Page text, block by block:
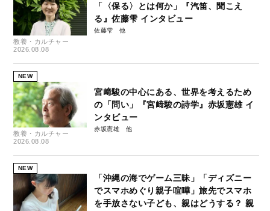
教養・カルチャー
2026.08.08
「〈保る〉とは何か」『汽笛、聞こえ
る』佐藤雫 インタビュー
佐藤雫
NEW
教養・カルチャー
2026.08.08
宮﨑駿の中心にある、世界を考えるため
の「問い」『宮﨑駿の詩学』赤坂憲雄 イ
ンタビュー
赤坂憲雄
NEW
「沖縄の海でゲーム三昧」「ディズニー
でスマホめぐり親子喧嘩」旅先でスマホ
を手放さない子ども、親はどうする？ 親